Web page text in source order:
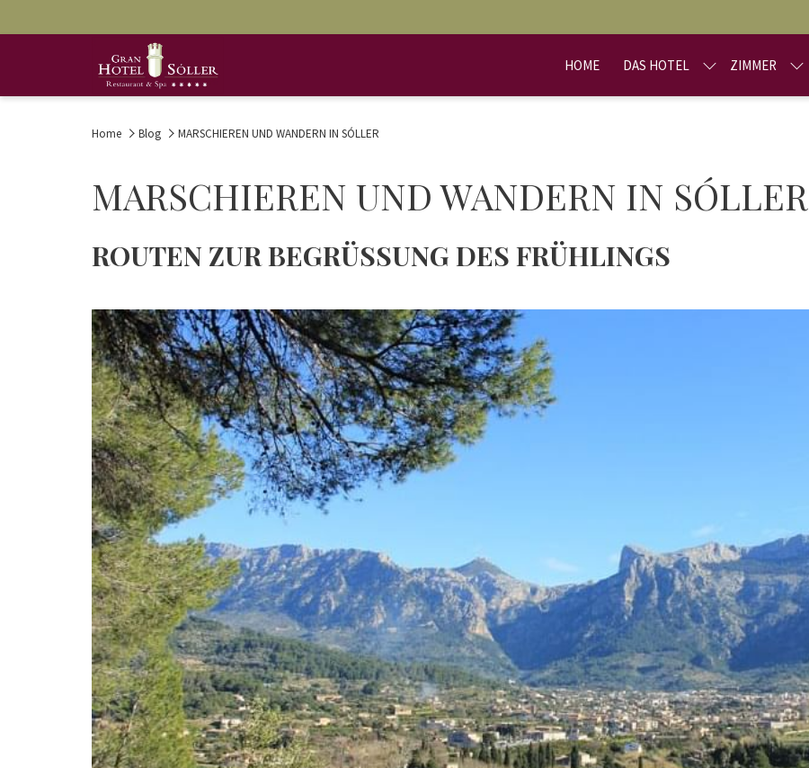
HOME DAS HOTEL ZIMMER
Home Blog MARSCHIEREN UND WANDERN IN SÓLLER
MARSCHIEREN UND WANDERN IN SÓLLER
ROUTEN ZUR BEGRÜSSUNG DES FRÜHLINGS